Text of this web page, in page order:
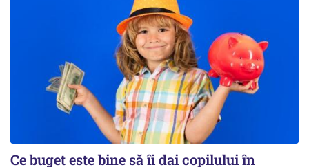
Ce buget este bine să îi dai copilului în